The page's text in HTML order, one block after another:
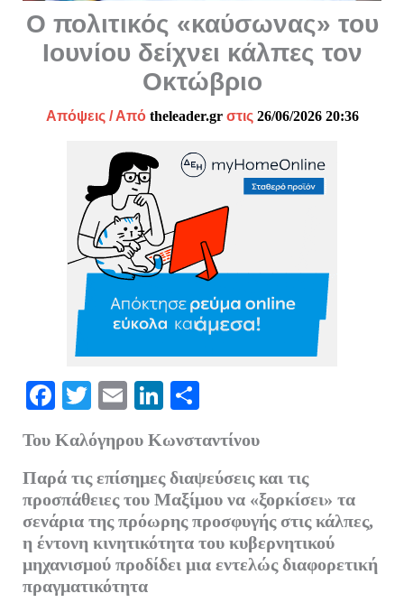
Ο πολιτικός «καύσωνας» του
Ιουνίου δείχνει κάλπες τον
Οκτώβριο
Απόψεις/ Από theleader.gr στις 26/06/2026 20:36
Fa
bo
ok
T
wi
tte
r
E
ail
Li
ed
In
ρ
α
στ
εί
τε
Του Καλόγηρου Κωνσταντίνου
Παρά τις επίσημες διαψεύσεις και τις
προσπάθειες του Μαξίμου να «ξορκίσει» τα
σενάρια της πρόωρης προσφυγής στις κάλπες,
η έντονη κινητικότητα του κυβερνητικού
μηχανισμού προδίδει μια εντελώς διαφορετική
πραγματικότητα